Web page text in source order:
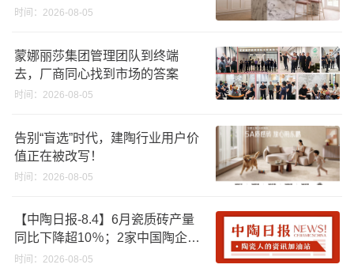
感橱柜台面
时间：2026-08-05
蒙娜丽莎集团管理团队到终端
去，厂商同心找到市场的答案
时间：2026-08-05
告别“盲选”时代，建陶行业用户价
值正在被改写！
时间：2026-08-05
【中陶日报-8.4】6月瓷质砖产量
同比下降超10％；2家中国陶企亮
相马来西亚ARCHIDEX 2026石材
时间：2026-08-05